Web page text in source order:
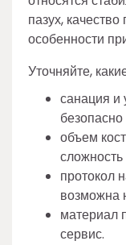
пазух,
особенности
Уточняйте,
санация и
безопасно
объем
сложность
протокол
возможна
материал
сервис.